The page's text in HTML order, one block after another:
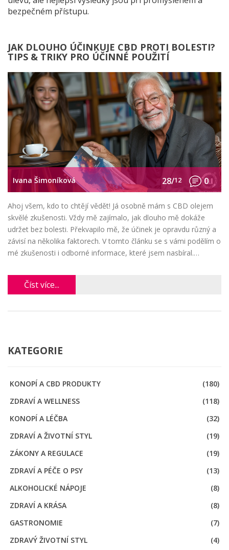
bezpečném přístupu.
JAK DLOUHO ÚČINKUJE CBD PROTI BOLESTI?
TIPS & TRIKY PRO ÚČINNÉ POUŽITÍ
Ivana Šimoníková 28/12 0
Ahoj všem, kdo to chtějí vědět! Já osobně mám s CBD olejem
skvělé zkušenosti. Vždy mě zajímalo, jak dlouho mě dokáže
udržet bez bolesti. Překvapilo mě, že účinek je opravdu různý a
závisí na několika faktorech. V tomto článku se s vámi podělím o
mé zkušenosti i odborné informace, které jsem nasbíral.
Číst více...
KATEGORIE
KONOPÍ A CBD PRODUKTY
(180)
ZDRAVÍ A WELLNESS
(118)
KONOPÍ A LÉČBA
(32)
ZDRAVÍ A ŽIVOTNÍ STYL
(19)
ZÁKONY A REGULACE
(19)
ZDRAVÍ A PÉČE O PSY
(13)
ALKOHOLICKÉ NÁPOJE
(8)
ZDRAVÍ A KRÁSA
(8)
GASTRONOMIE
(7)
ZDRAVÝ ŽIVOTNÍ STYL
(4)